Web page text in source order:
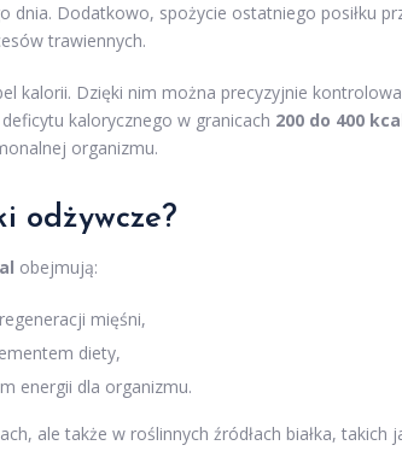
dnia. Dodatkowo, spożycie ostatniego posiłku
trawiennych.
kalorii. Dzięki nim można precyzyjnie
kalorycznego w granicach 200 do 400
organizmu.
odżywcze?
obejmują:
mięśni,
diety,
energii dla organizmu.
ale także w roślinnych źródłach białka, takich